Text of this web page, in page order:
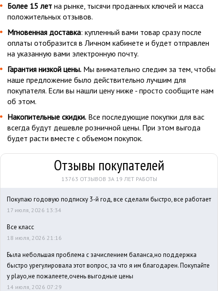
Более 15 лет на рынке, тысячи проданных ключей и масса
положительных отзывов.
Мгновенная доставка: купленный вами товар сразу после
оплаты отобразится в Личном кабинете и будет отправлен
на указанную вами электронную почту.
Гарантия низкой цены. Мы внимательно следим за тем, чтобы
наше предложение было действительно лучшим для
покупателя. Если вы нашли цену ниже - просто сообщите нам
об этом.
Накопительные скидки. Все последующие покупки для вас
всегда будут дешевле розничной цены. При этом выгода
будет расти вместе с объемом покупок.
Отзывы покупателей
13763 ОТЗЫВОВ ЗА 19 ЛЕТ РАБОТЫ
Покупаю годовую подписку 3-й год, все сделали быстро, все работает
17 июля, 2026 13:34
Все класс
18 июля, 2026 21:16
Была небольшая проблема с зачислением баланса,но поддержка
быстро урегулировала этот вопрос, за что я им благодарен. Покупайте
у playo,не пожалеете,очень выгодные цены
14 июля, 2026 07:29